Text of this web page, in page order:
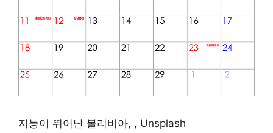
지능이 뛰어난 볼리비아, , Unsplash